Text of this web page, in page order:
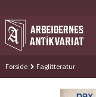
til
innholdet
Forside Faglitteratur